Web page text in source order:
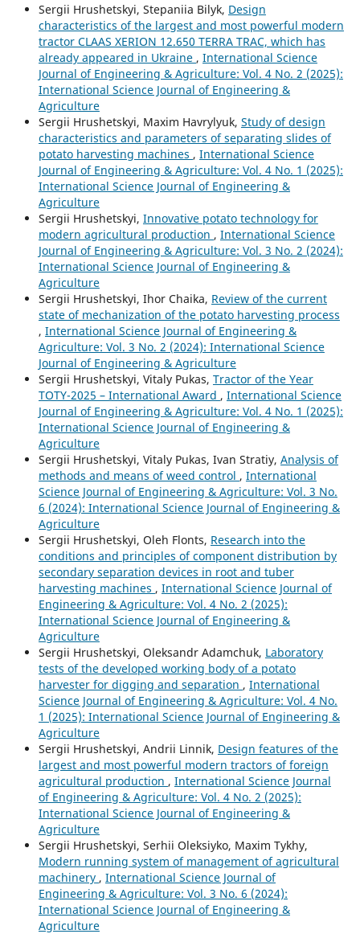
Sergiі Hrushetskyі, Stepaniia Bilyk, Design
characteristics of the largest and most powerful modern
tractor CLAAS XERION 12.650 TERRA TRAC, which has
already appeared in Ukraine , International Science
Journal of Engineering & Agriculture: Vol. 4 No. 2 (2025):
International Science Journal of Engineering &
Agriculture
Sergiі Hrushetskyі, Maxim Havrylyuk, Study of design
characteristics and parameters of separating slides of
potato harvesting machines , International Science
Journal of Engineering & Agriculture: Vol. 4 No. 1 (2025):
International Science Journal of Engineering &
Agriculture
Sergiі Hrushetskyі, Innovative potato technology for
modern agricultural production , International Science
Journal of Engineering & Agriculture: Vol. 3 No. 2 (2024):
International Science Journal of Engineering &
Agriculture
Sergiі Hrushetskyі, Ihor Chaika, Review of the current
state of mechanization of the potato harvesting process
, International Science Journal of Engineering &
Agriculture: Vol. 3 No. 2 (2024): International Science
Journal of Engineering & Agriculture
Sergiі Hrushetskyі, Vitaly Pukas, Tractor of the Year
TOTY-2025 – International Award , International Science
Journal of Engineering & Agriculture: Vol. 4 No. 1 (2025):
International Science Journal of Engineering &
Agriculture
Sergiі Hrushetskyі, Vitaly Pukas, Ivan Stratiy, Analysis of
methods and means of weed control , International
Science Journal of Engineering & Agriculture: Vol. 3 No.
6 (2024): International Science Journal of Engineering &
Agriculture
Sergiі Hrushetskyі, Oleh Flonts, Research into the
conditions and principles of component distribution by
secondary separation devices in root and tuber
harvesting machines , International Science Journal of
Engineering & Agriculture: Vol. 4 No. 2 (2025):
International Science Journal of Engineering &
Agriculture
Sergiі Hrushetskyі, Oleksandr Adamchuk, Laboratory
tests of the developed working body of a potato
harvester for digging and separation , International
Science Journal of Engineering & Agriculture: Vol. 4 No.
1 (2025): International Science Journal of Engineering &
Agriculture
Sergiі Hrushetskyі, Andrii Linnik, Design features of the
largest and most powerful modern tractors of foreign
agricultural production , International Science Journal
of Engineering & Agriculture: Vol. 4 No. 2 (2025):
International Science Journal of Engineering &
Agriculture
Sergiі Hrushetskyі, Serhii Oleksiyko, Maxim Tykhy,
Modern running system of management of agricultural
machinery , International Science Journal of
Engineering & Agriculture: Vol. 3 No. 6 (2024):
International Science Journal of Engineering &
Agriculture